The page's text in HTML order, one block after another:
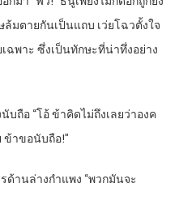
มตายกันเป็นแถบ เว่ยโฉวตั้งใจ
ฉพาะ ซึ่งเป็นทักษะที่น่าทึ่งอย่าง
บถือ “โอ้ ข้าคิดไม่ถึงเลยว่าองค
าขอนับถือ!”
านล่างกำแพง “พวกมันจะ